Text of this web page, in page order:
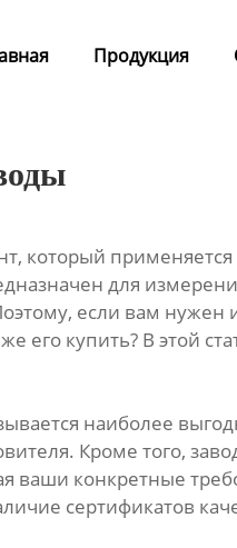
Продукция
который
для
если вам нужен
его купить? В этой
наиболее
Кроме того,
ваши конкретные
сертификатов